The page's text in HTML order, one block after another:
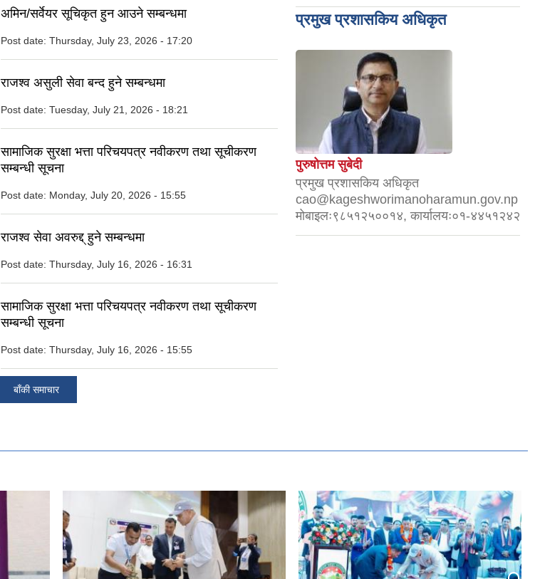
अमिन/सर्वेयर सूचिकृत हुन आउने सम्बन्धमा
Post date: Thursday, July 23, 2026 - 17:20
राजश्व असुली सेवा बन्द हुने सम्बन्धमा
Post date: Tuesday, July 21, 2026 - 18:21
सामाजिक सुरक्षा भत्ता परिचयपत्र नवीकरण तथा सूचीकरण
सम्बन्धी सूचना
Post date: Monday, July 20, 2026 - 15:55
राजश्व सेवा अवरुद्द् हुने सम्बन्धमा
Post date: Thursday, July 16, 2026 - 16:31
सामाजिक सुरक्षा भत्ता परिचयपत्र नवीकरण तथा सूचीकरण
सम्बन्धी सूचना
Post date: Thursday, July 16, 2026 - 15:55
बाँकी समाचार
प्रमुख प्रशासकिय अधिकृत
पुरुषोत्तम सुबेदी
प्रमुख प्रशासकिय अधिकृत
cao@kageshworimanoharamun.gov.np
मोबाइलः९८५१२५००१४, कार्यालयः०१-४४५१२४२